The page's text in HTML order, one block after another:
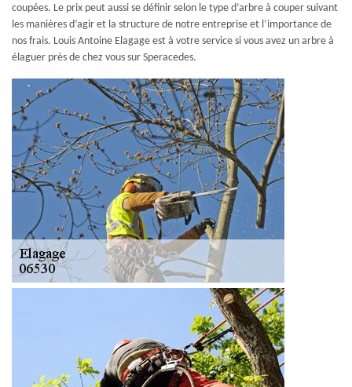
coupées. Le prix peut aussi se définir selon le type d’arbre à couper suivant
les manières d’agir et la structure de notre entreprise et l’importance de
nos frais. Louis Antoine Elagage est à votre service si vous avez un arbre à
élaguer près de chez vous sur Speracedes.